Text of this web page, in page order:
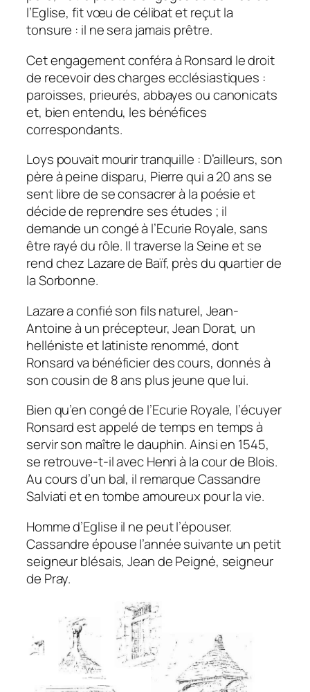
l’Eglise, fit vœu de célibat et reçut la
tonsure : il ne sera jamais prêtre.
Cet engagement conféra à Ronsard le droit
de recevoir des charges ecclésiastiques :
paroisses, prieurés, abbayes ou canonicats
et, bien entendu, les bénéfices
correspondants.
Loys pouvait mourir tranquille : D’ailleurs, son
père à peine disparu, Pierre qui a 20 ans se
sent libre de se consacrer à la poésie et
décide de reprendre ses études ; il
demande un congé à l’Ecurie Royale, sans
être rayé du rôle. Il traverse la Seine et se
rend chez Lazare de Baïf, près du quartier de
la Sorbonne.
Lazare a confié son fils naturel, Jean-
Antoine à un précepteur, Jean Dorat, un
helléniste et latiniste renommé, dont
Ronsard va bénéficier des cours, donnés à
son cousin de 8 ans plus jeune que lui.
Bien qu’en congé de l’Ecurie Royale, l’écuyer
Ronsard est appelé de temps en temps à
servir son maître le dauphin. Ainsi en 1545,
se retrouve-t-il avec Henri à la cour de Blois.
Au cours d’un bal, il remarque Cassandre
Salviati et en tombe amoureux pour la vie.
Homme d’Eglise il ne peut l’épouser.
Cassandre épouse l’année suivante un petit
seigneur blésais, Jean de Peigné, seigneur
de Pray.